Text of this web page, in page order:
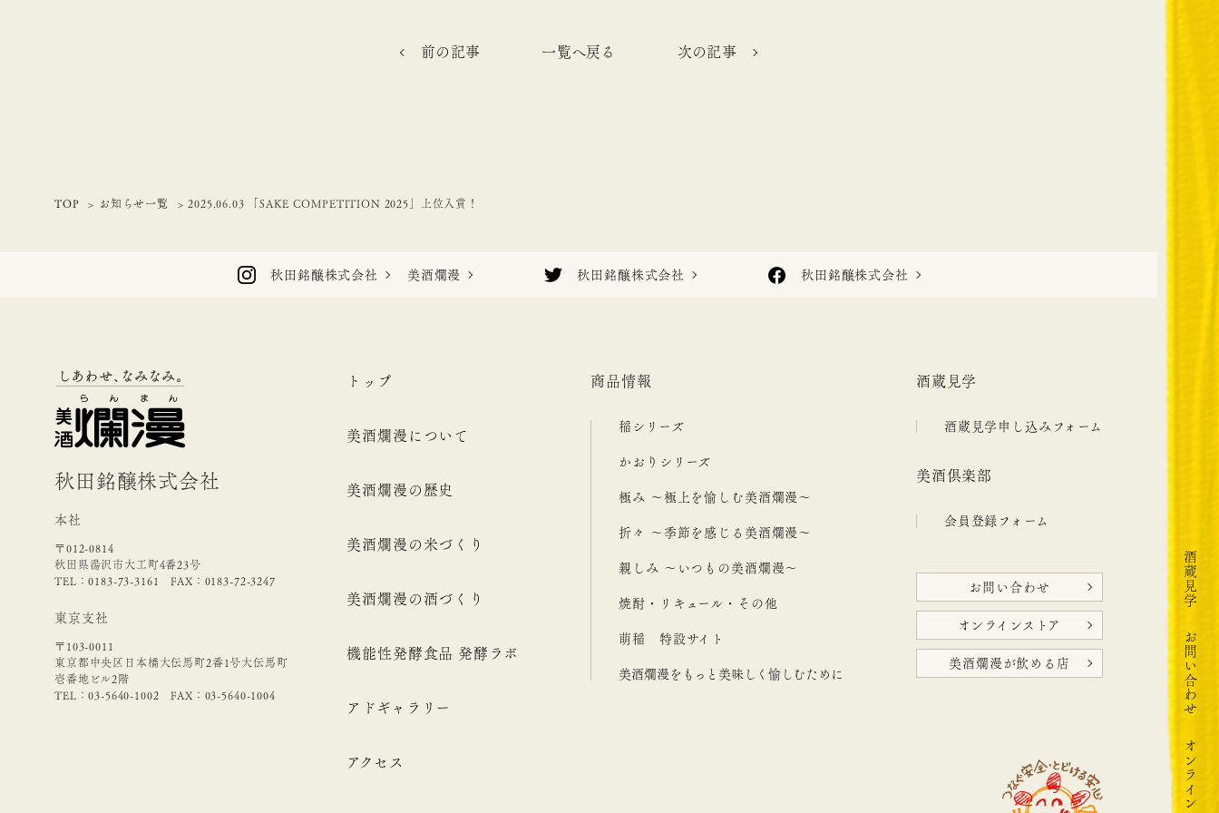
酒蔵見学
お問い合わせ
前の記事 一覧へ戻る 次の記事
TOP お知らせ一覧 2025.06.03 「SAKE COMPETITION 2025」上位入賞！
秋田銘醸株式会社 美酒爛漫 秋田銘醸株式会社 秋田銘醸株式会社
秋田銘醸株式会社
本社
〒012-0814
秋田県湯沢市大工町4番23号
TEL：0183-73-3161 FAX：0183-72-3247
東京支社
〒103-0011
東京都中央区日本橋大伝馬町2番1号大伝馬町
壱番地ビル2階
TEL：03-5640-1002 FAX：03-5640-1004
トップ
美酒爛漫について
美酒爛漫の歴史
美酒爛漫の米づくり
美酒爛漫の酒づくり
機能性発酵食品 発酵ラボ
アドギャラリー
アクセス
商品情報
稲シリーズ
かおりシリーズ
極み ～極上を愉しむ美酒爛漫～
折々 ～季節を感じる美酒爛漫～
親しみ ～いつもの美酒爛漫～
焼酎・リキュール・その他
萌稲 特設サイト
美酒爛漫をもっと美味しく愉しむために
酒蔵見学
酒蔵見学申し込みフォーム
美酒倶楽部
会員登録フォーム
お問い合わせ
オンラインストア
美酒爛漫が飲める店